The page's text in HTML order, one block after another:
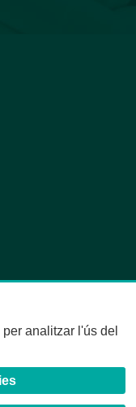
analitzar l'ús del